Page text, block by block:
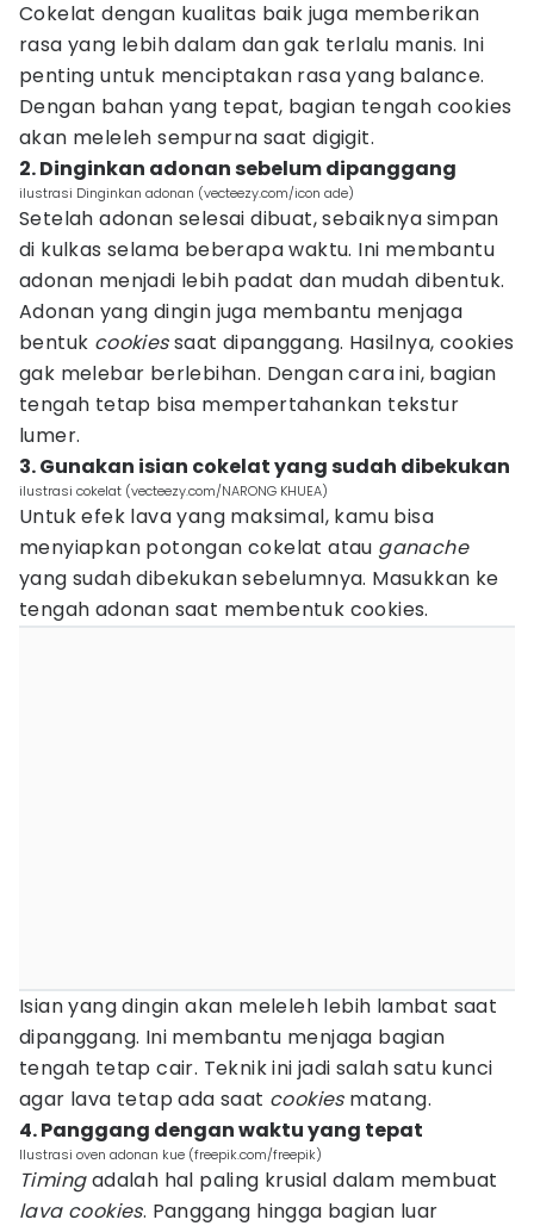
Cokelat dengan kualitas baik juga memberikan
rasa yang lebih dalam dan gak terlalu manis. Ini
penting untuk menciptakan rasa yang balance.
Dengan bahan yang tepat, bagian tengah cookies
akan meleleh sempurna saat digigit.
2. Dinginkan adonan sebelum dipanggang
ilustrasi Dinginkan adonan (vecteezy.com/icon ade)
Setelah adonan selesai dibuat, sebaiknya simpan
di kulkas selama beberapa waktu. Ini membantu
adonan menjadi lebih padat dan mudah dibentuk.
Adonan yang dingin juga membantu menjaga
bentuk cookiessaat dipanggang. Hasilnya, cookies
gak melebar berlebihan. Dengan cara ini, bagian
tengah tetap bisa mempertahankan tekstur
lumer.
3. Gunakan isian cokelat yang sudah dibekukan
ilustrasi cokelat (vecteezy.com/NARONG KHUEA)
Untuk efek lava yang maksimal, kamu bisa
menyiapkan potongan cokelat atau ganache
yang sudah dibekukan sebelumnya. Masukkan ke
tengah adonan saat membentuk cookies.
Isian yang dingin akan meleleh lebih lambat saat
dipanggang. Ini membantu menjaga bagian
tengah tetap cair. Teknik ini jadi salah satu kunci
agar lava tetap ada saat cookiesmatang.
4. Panggang dengan waktu yang tepat
Ilustrasi oven adonan kue (freepik.com/freepik)
Timingadalah hal paling krusial dalam membuat
lava cookies. Panggang hingga bagian luar